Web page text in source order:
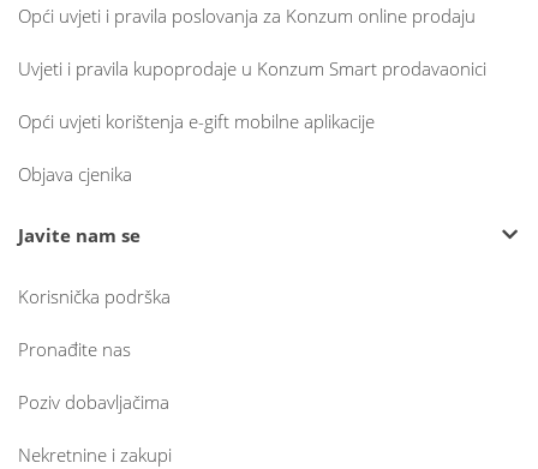
Opći uvjeti i pravila poslovanja za Konzum online prodaju
Uvjeti i pravila kupoprodaje u Konzum Smart prodavaonici
Opći uvjeti korištenja e-gift mobilne aplikacije
Objava cjenika
Javite nam se
Korisnička podrška
Pronađite nas
Poziv dobavljačima
Nekretnine i zakupi